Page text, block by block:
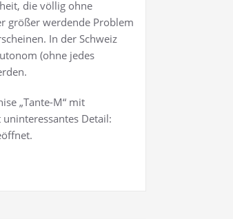
die völlig ohne
größer werdende Problem
In der Schweiz
(ohne jedes
„Tante-M“ mit
Detail: